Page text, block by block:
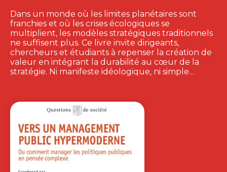
Dans un monde où les limites planétaires sont
franchies et où les crises écologiques se
multiplient, les modèles stratégiques traditionnels
ne suffisent plus. Ce livre invite dirigeants,
chercheurs et étudiants à repenser la création de
valeur en intégrant la durabilité au cœur de la
stratégie. Ni manifeste idéologique, ni simple…